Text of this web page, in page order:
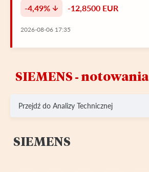
-4,49% -12,8500 EUR
2026-08-06 17:35
SIEMENS ‑ notowania
Przejdź do Analizy Technicznej
SIEMENS